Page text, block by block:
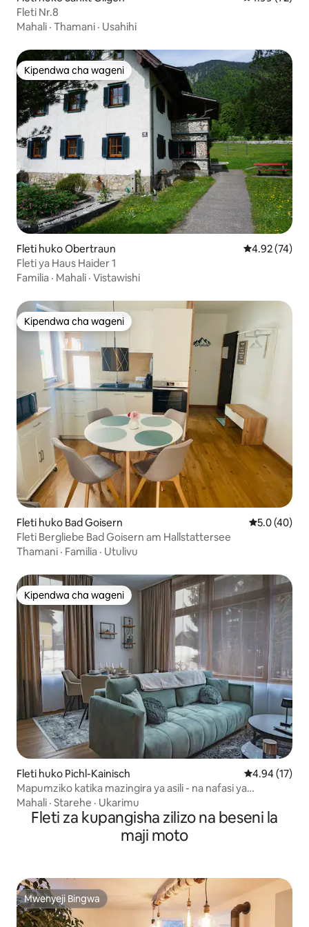
Fleti Nr.8
Mahali · Thamani · Usahihi
Kipendwa cha wageni
Kipendwa cha wageni
Fleti huko Obertraun Ukadiriaji wa
4.92 (74)
Fleti ya Haus Haider 1
Familia · Mahali · Vistawishi
Kipendwa cha wageni
Kipendwa cha wageni
Fleti huko Bad Goisern Ukadiriaji
5.0 (40)
Fleti Bergliebe Bad Goisern am Hallstattersee
Thamani · Familia · Utulivu
Kipendwa cha wageni
Kipendwa cha wageni
Fleti huko Pichl-Kainisch Ukadiriaji wa
4.94 (17)
Mapumziko katika mazingira ya asili - na nafasi ya
kuegesha
Mahali · Starehe · Ukarimu
Fleti za kupangisha zilizo na beseni la
maji moto
Mwenyeji Bingwa
Mwenyeji Bingwa